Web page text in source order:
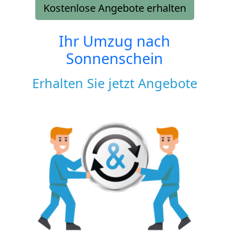
Kostenlose Angebote erhalten
Ihr Umzug nach
Sonnenschein
Erhalten Sie jetzt Angebote